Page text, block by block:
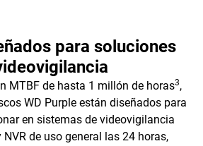
para soluciones
MTBF de hasta 1 millón de horas3,
WD Purple están diseñados para
en sistemas de videovigilancia
NVR de uso general las 24 horas,